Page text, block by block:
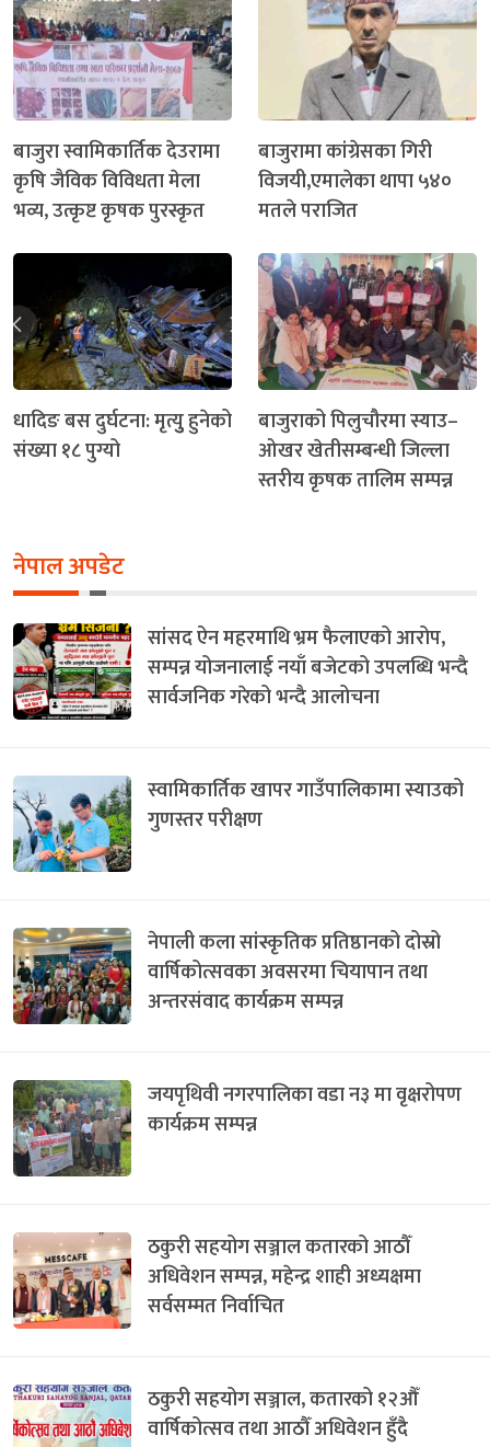
बाजुरा स्वामिकार्तिक देउरामा
कृषि जैविक विविधता मेला
भव्य, उत्कृष्ट कृषक पुरस्कृत
बाजुरामा कांग्रेसका गिरी
विजयी,एमालेका थापा ५४०
मतले पराजित
धादिङ बस दुर्घटना: मृत्युु हुनेको
संख्या १८ पुग्यो
बाजुराको पिलुचौरमा स्याउ–
ओखर खेतीसम्बन्धी जिल्ला
स्तरीय कृषक तालिम सम्पन्न
नेपाल अपडेट
सांसद ऐन महरमाथि भ्रम फैलाएको आरोप,
सम्पन्न योजनालाई नयाँ बजेटको उपलब्धि भन्दै
सार्वजनिक गरेको भन्दै आलोचना
स्वामिकार्तिक खापर गाउँपालिकामा स्याउको
गुणस्तर परीक्षण
नेपाली कला सांस्कृतिक प्रतिष्ठानको दोस्रो
वार्षिकोत्सवका अवसरमा चियापान तथा
अन्तरसंवाद कार्यक्रम सम्पन्न
जयपृथिवी नगरपालिका वडा न३ मा वृक्षरोपण
कार्यक्रम सम्पन्न
ठकुरी सहयोग सञ्जाल कतारको आठौँ
अधिवेशन सम्पन्न, महेन्द्र शाही अध्यक्षमा
सर्वसम्मत निर्वाचित
ठकुरी सहयोग सञ्जाल, कतारको १२औँ
वार्षिकोत्सव तथा आठौँ अधिवेशन हुँदै